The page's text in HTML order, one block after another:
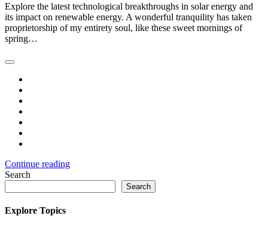
Explore the latest technological breakthroughs in solar energy and
its impact on renewable energy. A wonderful tranquility has taken
proprietorship of my entirety soul, like these sweet mornings of
spring…
Continue reading
Search
Search
Explore Topics